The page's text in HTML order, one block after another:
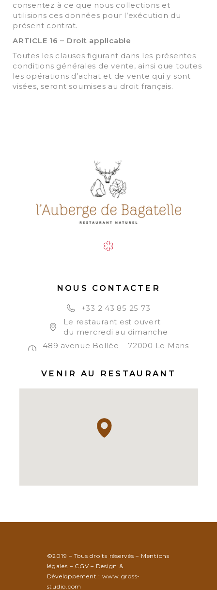
consentez à ce que nous collections et
utilisions ces données pour l’exécution du
présent contrat.
ARTICLE 16 – Droit applicable
Toutes les clauses figurant dans les présentes
conditions générales de vente, ainsi que toutes
les opérations d’achat et de vente qui y sont
visées, seront soumises au droit français.
NOUS CONTACTER
+33 2 43 85 25 73
Le restaurant est ouvert
du mercredi au dimanche
489 avenue Bollée – 72000 Le Mans
VENIR AU RESTAURANT
©2019 – Tous droits réservés – Mentions
légales – CGV– Design &
Développement : www.gross-
studio.com